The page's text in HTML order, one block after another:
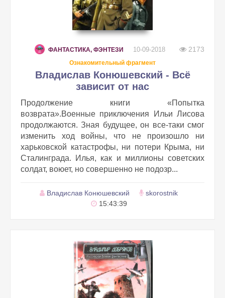
ФАНТАСТИКА, ФЭНТЕЗИ 10-09-2018 2173
Ознакомительный фрагмент
Владислав Конюшевский - Всё
зависит от нас
Продолжение книги «Попытка
возврата».Военные приключения Ильи Лисова
продолжаются. Зная будущее, он все-таки смог
изменить ход войны, что не произошло ни
харьковской катастрофы, ни потери Крыма, ни
Сталинграда. Илья, как и миллионы советских
солдат, воюет, но совершенно не подозр...
Владислав Конюшевский
skorostnik
15:43:39